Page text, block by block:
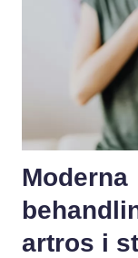
Moderna
artros i